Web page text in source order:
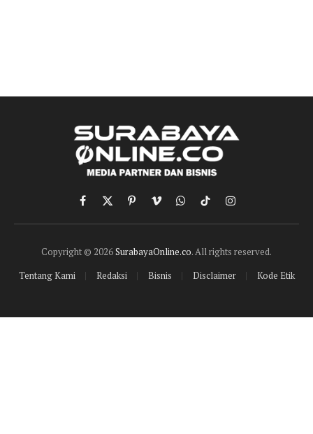
Facebook
X
(Twitter)
PinterestVimeoWhatsApp
TikTokInstagram
Copyright © 2026SurabayaOnline.co. All rights reserved.
Tentang Kami
Redaksi Bisnis Disclaimer Kode Etik